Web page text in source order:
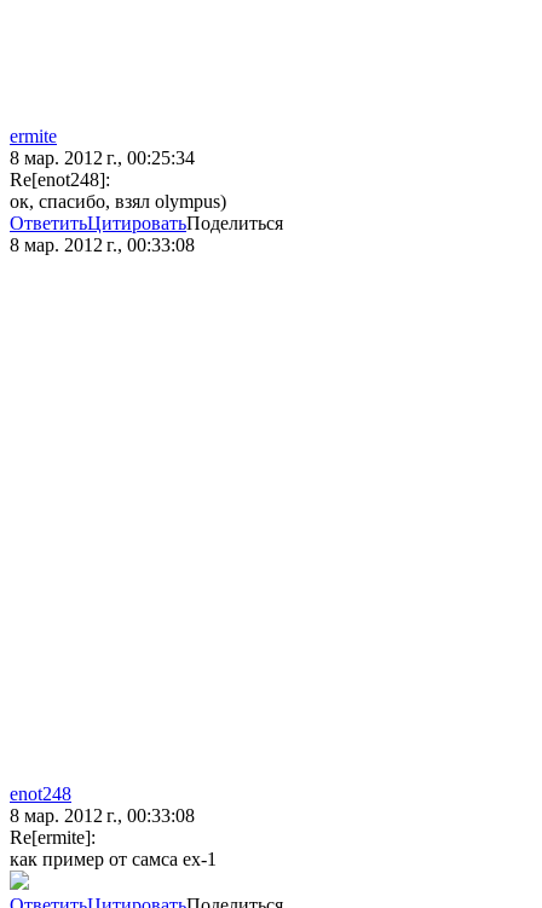
ermite
8 мар. 2012 г., 00:25:34
Re[enot248]:
ок, спасибо, взял olympus)
ОтветитьЦитироватьПоделиться
8 мар. 2012 г., 00:33:08
enot248
8 мар. 2012 г., 00:33:08
Re[ermite]:
как пример от самса ех-1